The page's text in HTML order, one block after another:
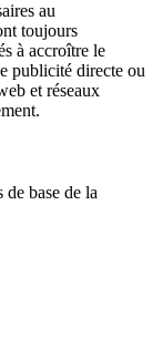
au
toujours
à accroître le
publicité directe ou
et réseaux
base de la